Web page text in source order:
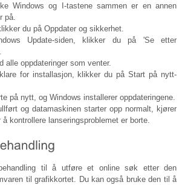
Windows og I-tastene sammen er en annen
på.
du på Oppdater og sikkerhet.
Update-siden, klikker du på 'Se etter
alle oppdateringer som venter.
for installasjon, klikker du på Start på nytt-
på nytt, og Windows installerer oppdateringene.
og datamaskinen starter opp normalt, kjører
kontrollere lanseringsproblemet er borte.
til å utføre et online søk etter den
til grafikkortet. Du kan også bruke den til å